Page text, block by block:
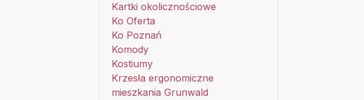
Kartki okolicznościowe
Ko Oferta
Ko Poznań
Komody
Kostiumy
Krzesła ergonomiczne
mieszkania Grunwald